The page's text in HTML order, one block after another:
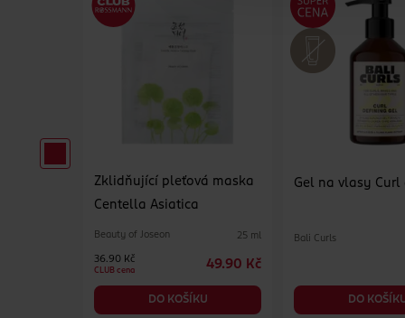
Zklidňující pleťová maska
Centella Asiatica
Beauty of Joseon 25 ml
36.90 Kč
CLUB cena 49.90 Kč
DO KOŠÍKU
Gel na vlasy Curl
Bali Curls
DO